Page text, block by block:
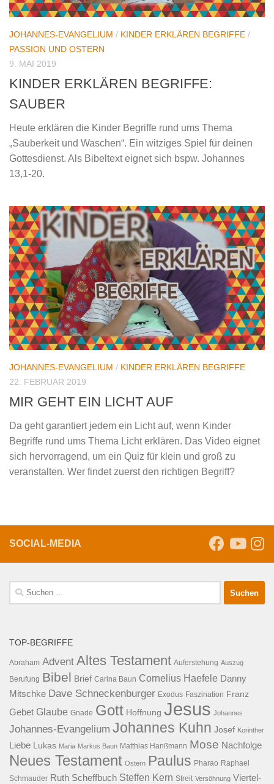
JOHANNES-EVANGELIUM / KINDER ERKLÄREN BEGRIFFE /
PASSION UND OSTERN
9. MAI 2019
KINDER ERKLÄREN BEGRIFFE:
SAUBER
Heute erklären die Kinder Begriffe rund ums Thema
„Sauberkeit und Waschen“. Ein witziges Spiel für deinen
Gottesdienst. Als Bibeltext eignet sich bspw. Johannes
13,1-20.
JOHANNES-EVANGELIUM / KINDER ERKLÄREN BEGRIFFE
22. FEBRUAR 2019
MIR GEHT EIN LICHT AUF
Da geht garantiert jedem ein Licht auf, wenn Kinder
Begriffe rund ums Thema Licht erklären. Das Video eignet
sich hervorragend, um ein Quiz für klein und groß zu
veranstalten. Wer findet zuerst den richtigen Begriff?
SOCIAL-MEDIA
Suche
nach:
TOP-BEGRIFFE
Abraham Advent Altes Testament Auferstehung Auszug
Berufung Bibel Brief Carina Baun Cornelius Haefele Danny
Mitschke Dave Schneckenburger Exodus Faszination Franz
Gebet Glaube Gnade Gott Hoffnung Jesus Johannes
Johannes-Evangelium Johannes Kuhn Josef Korinther
Liebe Lukas Maria Markus Baun Matthias Hanßmann Mose Nachfolge
Neues Testament Ostern Paulus Pharao Raphael
Schmauder Ruth Scheffbuch Steffen Kern Streit Versöhnung Viertel-